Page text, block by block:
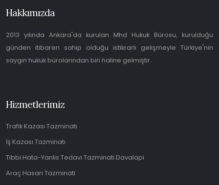
Hakkımızda
2013 yılında Ankara'da kurulan Mhd Hukuk Bürosu, kurulduğu
günden itibaren sahip olduğu istikrarlı gelişmeyle Türkiye'nin
saygın hukuk bürolarından biri haline gelmiştir.
Hizmetlerimiz
Trafik Kazası Tazminatı
İş Kazası Tazminatı
Tibbi Hata-Yanlis Tedavi Tazminati Davalapi
Araç Hasari Tazminati